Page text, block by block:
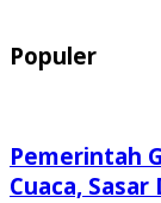
Populer
Pemerintah
Cuaca,